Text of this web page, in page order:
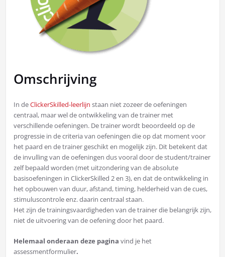
Omschrijving
In deClickerSkilled-leerlijn staan niet zozeer de oefeningen
centraal, maar wel de ontwikkeling van de trainer met
verschillende oefeningen. De trainer wordt beoordeeld op de
progressie in de criteria van oefeningen die op dat moment voor
het paard en de trainer geschikt en mogelijk zijn. Dit betekent dat
de invulling van de oefeningen dus vooral door de student/trainer
zelf bepaald worden (met uitzondering van de absolute
basisoefeningen in ClickerSkilled 2 en 3), en dat de ontwikkeling in
het opbouwen van duur, afstand, timing, helderheid van de cues,
stimuluscontrole enz. daarin centraal staan.
Het zijn de trainingsvaardigheden van de trainer die belangrijk zijn,
niet de uitvoering van de oefening door het paard.
Helemaal onderaan deze pagina vind je het
assessmentformulier.